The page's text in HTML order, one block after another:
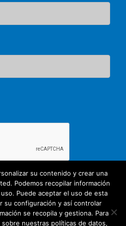
Commons
su contenido y crear una
Podemos recopilar información
Puede aceptar el uso de esta
su configuración y así controlar
se recopila y gestiona. Para
nuestras políticas de datos,